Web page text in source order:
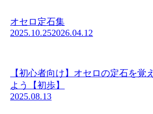
オセロ定石集
2025.10.252026.04.12
【初心者向け】オセロの定石を覚え
よう【初歩】
2025.08.13